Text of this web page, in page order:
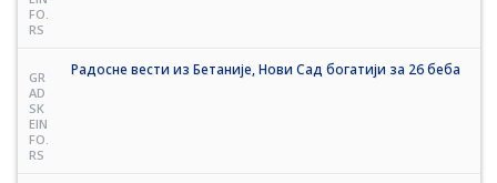
FO.
RS
GR
AD
SK
EIN
FO.
RS
Радосне вести из Бетаније, Нови Сад богатији за 26 беба